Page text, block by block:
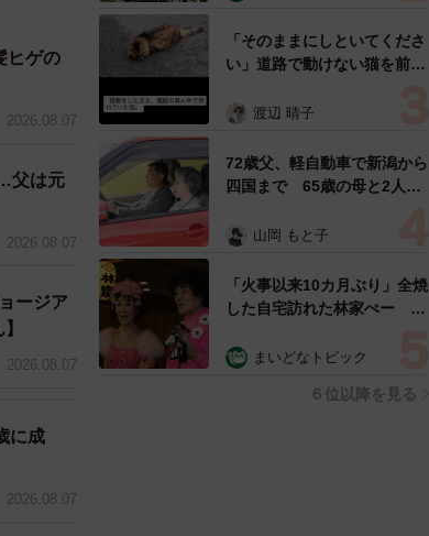
ヒゲの
2026.08.07
父は元
2026.08.07
ージア
2026.08.07
に成
2026.08.07
「そのままにしといてくださ
い」道路で動けない猫を前に
ようとした4日間 「命の重
表の訴え
渡辺 晴子
72歳父、軽自動車で新潟から
四国まで 65歳の母と2人で
憩まで分刻み… 「大学生で
山岡 もと子
「火事以来10カ月ぶり」全焼
した自宅訪れた林家ぺー 内
ン状態の部屋に呆然
まいどなトピック
６位以降を見る